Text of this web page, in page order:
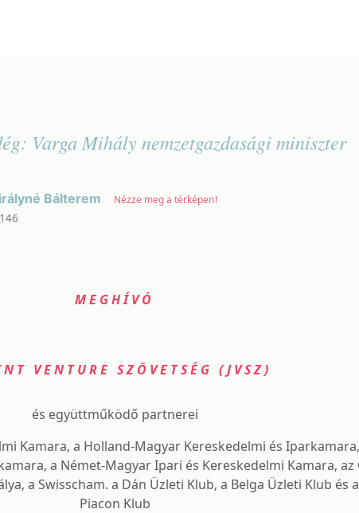
Varga Mihály nemzetgazdasági miniszter
Bálterem Nézze meg a térképen!
MEGHÍVÓ
VENTURE SZÖVETSÉG (JVSZ)
és együttműködő partnerei
Kamara, a Holland-Magyar Kereskedelmi és
a Német-Magyar Ipari és Kereskedelmi Kamara, az
a Swisscham. a Dán Üzleti Klub, a Belga Üzleti Klub és
Piacon Klub